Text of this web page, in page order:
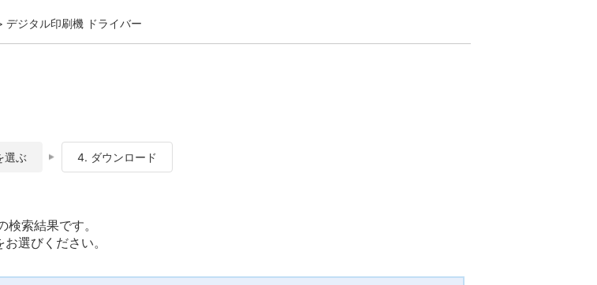
デジタル印刷機 ドライバー
選ぶ 4. ダウンロード
索結果です。
選びください。